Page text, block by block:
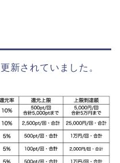
新されていました。